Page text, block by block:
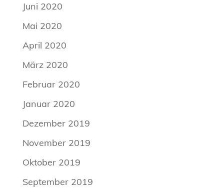
Juni 2020
Mai 2020
April 2020
März 2020
Februar 2020
Januar 2020
Dezember 2019
November 2019
Oktober 2019
September 2019